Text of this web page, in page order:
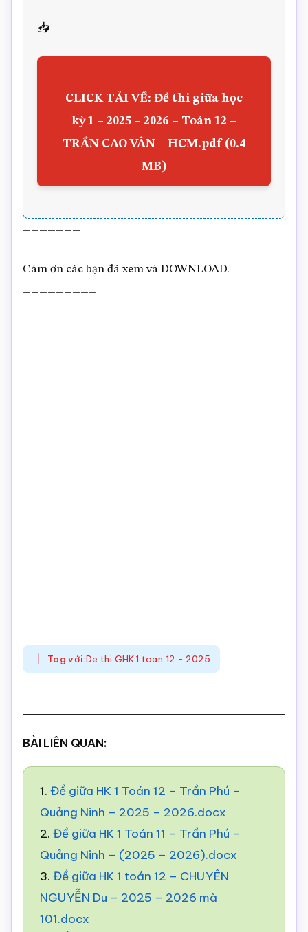
📥
CLICK TẢI VỀ: Đề thi giữa học
kỳ 1 – 2025 – 2026 – Toán 12 –
TRẦN CAO VÂN – HCM.pdf (0.4
MB)
=======
Cám ơn các bạn đã xem và DOWNLOAD.
=========
Tag với:De thi GHK1 toan 12 - 2025
BÀI LIÊN QUAN:
1. Đề giữa HK 1 Toán 12 – Trần Phú –
Quảng Ninh – 2025 – 2026.docx
2. Đề giữa HK 1 Toán 11 – Trần Phú –
Quảng Ninh – (2025 – 2026).docx
3. Đề giữa HK 1 toán 12 – CHUYÊN
NGUYỄN Du – 2025 – 2026 mà
101.docx